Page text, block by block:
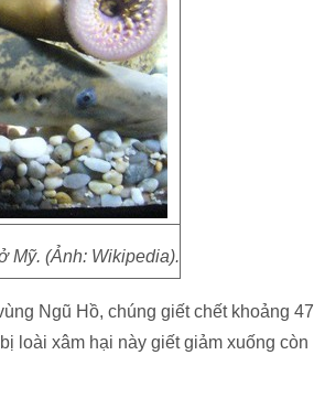
Mỹ. (Ảnh: Wikipedia).
Ngũ Hồ, chúng giết chết khoảng 47
loài xâm hại này giết giảm xuống còn